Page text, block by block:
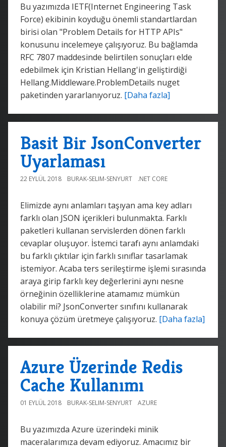
Bu yazımızda IETF(Internet Engineering Task
Force) ekibinin koyduğu önemli standartlardan
birisi olan "Problem Details for HTTP APIs"
konusunu incelemeye çalışıyoruz. Bu bağlamda
RFC 7807 maddesinde belirtilen sonuçları elde
edebilmek için Kristian Hellang'in geliştirdiği
Hellang.Middleware.ProblemDetails nuget
paketinden yararlanıyoruz. [Daha fazla]
Basit Bir JsonConverter
Uyarlaması
22 EYLÜL 2018 BURAK-SELIM-SENYURT .NET CORE
Elimizde aynı anlamları taşıyan ama key adları
farklı olan JSON içerikleri bulunmakta. Farklı
paketleri kullanan servislerden dönen farklı
cevaplar oluşuyor. İstemci tarafı aynı anlamdaki
bu farklı çıktılar için farklı sınıflar tasarlamak
istemiyor. Acaba ters serileştirme işlemi sırasında
araya girip farklı key değerlerini aynı nesne
örneğinin özelliklerine atamamız mümkün
olabilir mi? JsonConverter sınıfını kullanarak
konuya çözüm üretmeye çalışıyoruz. [Daha fazla]
Azure Üzerinde Redis
Cache Kullanımı
01 EYLÜL 2018 BURAK-SELIM-SENYURT AZURE
Bu yazımızda Azure üzerindeki minik
maceralarımıza devam ediyoruz. Amacımız bir